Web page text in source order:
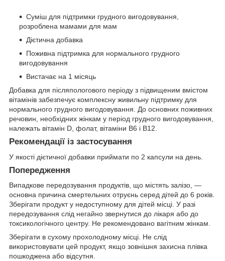
Суміш для підтримки грудного вигодовування,
розроблена мамами для мам
Дієтична добавка
Поживна підтримка для нормального грудного
вигодовування
Вистачає на 1 місяць
Добавка для післяпологового періоду з підвищеним вмістом
вітамінів забезпечує комплексну живильну підтримку для
нормального грудного вигодовування. До основних поживних
речовин, необхідних жінкам у період грудного вигодовування,
належать вітамін D, фолат, вітаміни B6 і B12.
Рекомендації із застосування
У якості дієтичної добавки приймати по 2 капсули на день.
Попередження
Випадкове передозування продуктів, що містять залізо, —
основна причина смертельних отруєнь серед дітей до 6 років.
Зберігати продукт у недоступному для дітей місці. У разі
передозування слід негайно звернутися до лікаря або до
токсикологічного центру. Не рекомендовано вагітним жінкам.
Зберігати в сухому прохолодному місці. Не слід
використовувати цей продукт, якщо зовнішня захисна плівка
пошкоджена або відсутня.